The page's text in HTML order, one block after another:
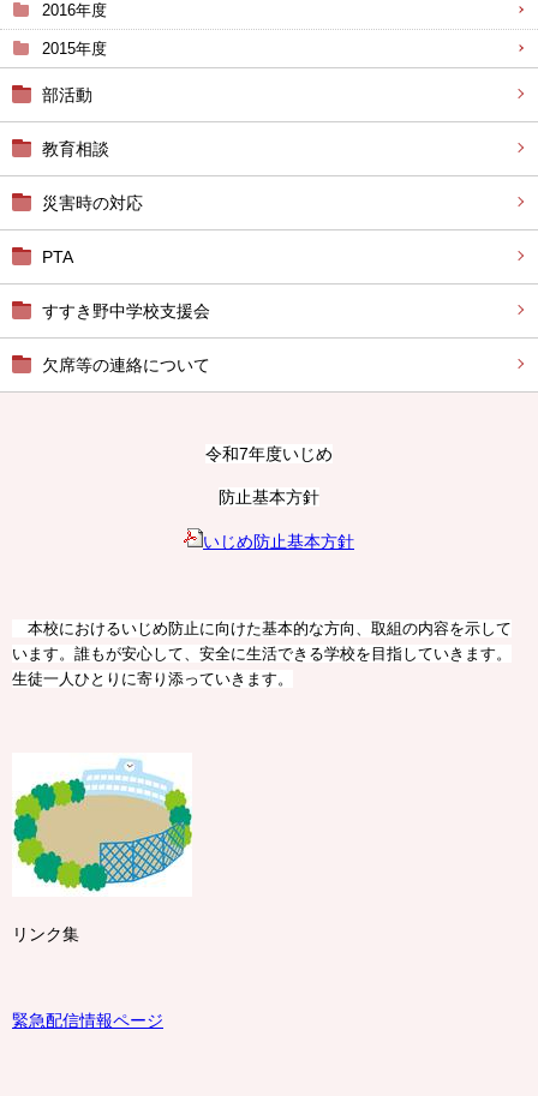
2016年度
2015年度
部活動
教育相談
災害時の対応
PTA
すすき野中学校支援会
欠席等の連絡について
令和7年度いじめ
防止基本方針
いじめ防止基本方針
本校におけるいじめ防止に向けた基本的な方向、取組の内容を示して
います。誰もが安心して、安全に生活できる学校を目指していきます。
生徒一人ひとりに寄り添っていきます。
リンク集
緊急配信情報ページ